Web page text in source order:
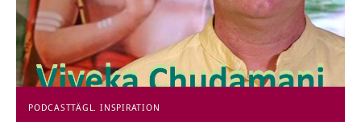
PODCASTTÄGL. INSPIRATION